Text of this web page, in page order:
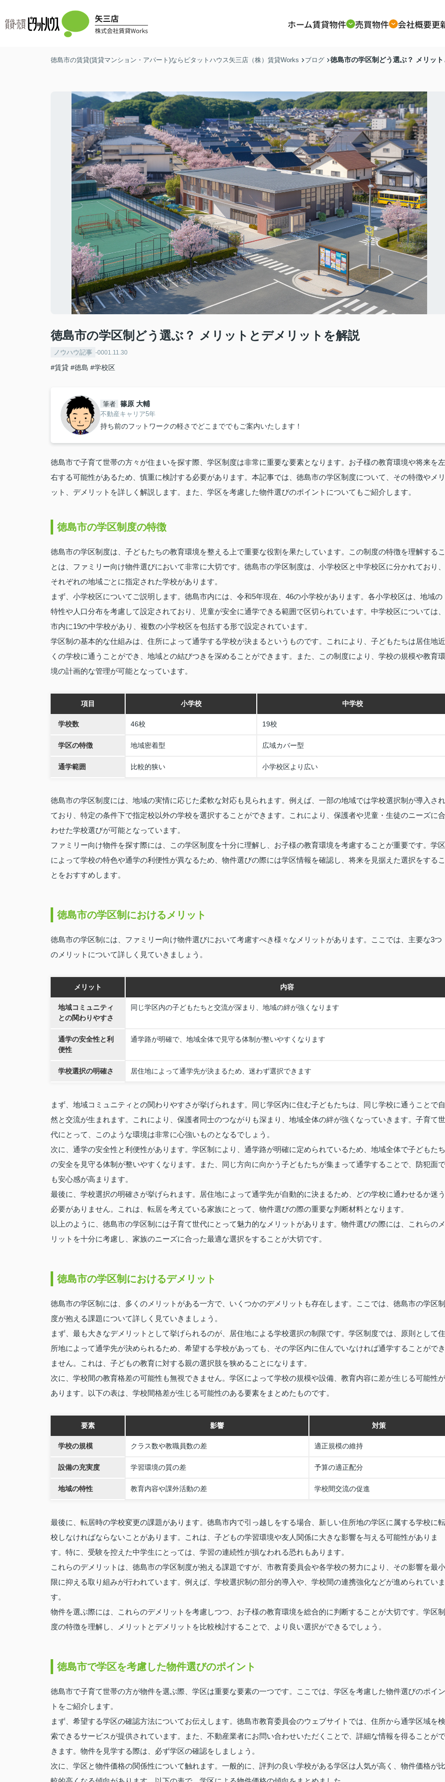
ホーム賃貸物件 売買物件 会社概要更
徳島市の賃貸(賃貸マンション・アパート)ならピタットハウス矢三店（株）賃貸Works ブログ 徳島市の学区制どう選ぶ？ メリッ
徳島市の学区制どう選ぶ？ メリットとデメリットを解説
ノウハウ記事 -0001.11.30
#賃貸 #徳島 #学校区
筆者 篠原 大輔
不動産キャリア5年
持ち前のフットワークの軽さでどこまででもご案内いたします！
徳島市で子育て世帯の方々が住まいを探す際、学区制度は非常に重要な要素となります。お子様の教育環境や将来を左
右する可能性があるため、慎重に検討する必要があります。本記事では、徳島市の学区制度について、その特徴やメリ
ット、デメリットを詳しく解説します。また、学区を考慮した物件選びのポイントについてもご紹介します。
徳島市の学区制度の特徴
徳島市の学区制度は、子どもたちの教育環境を整える上で重要な役割を果たしています。この制度の特徴を理解するこ
とは、ファミリー向け物件選びにおいて非常に大切です。徳島市の学区制度は、小学校区と中学校区に分かれており、
それぞれの地域ごとに指定された学校があります。
まず、小学校区についてご説明します。徳島市内には、令和5年現在、46の小学校があります。各小学校区は、地域の
特性や人口分布を考慮して設定されており、児童が安全に通学できる範囲で区切られています。中学校区については、
市内に19の中学校があり、複数の小学校区を包括する形で設定されています。
学区制の基本的な仕組みは、住所によって通学する学校が決まるというものです。これにより、子どもたちは居住地近
くの学校に通うことができ、地域との結びつきを深めることができます。また、この制度により、学校の規模や教育環
境の計画的な管理が可能となっています。
項目 小学校 中学校
学校数 46校 19校
学区の特徴 地域密着型 広域カバー型
通学範囲 比較的狭い 小学校区より広い
徳島市の学区制度には、地域の実情に応じた柔軟な対応も見られます。例えば、一部の地域では学校選択制が導入され
ており、特定の条件下で指定校以外の学校を選択することができます。これにより、保護者や児童・生徒のニーズに合
わせた学校選びが可能となっています。
ファミリー向け物件を探す際には、この学区制度を十分に理解し、お子様の教育環境を考慮することが重要です。学区
によって学校の特色や通学の利便性が異なるため、物件選びの際には学区情報を確認し、将来を見据えた選択をするこ
とをおすすめします。
徳島市の学区制におけるメリット
徳島市の学区制には、ファミリー向け物件選びにおいて考慮すべき様々なメリットがあります。ここでは、主要な3つ
のメリットについて詳しく見ていきましょう。
メリット 内容
地域コミュニティ
との関わりやすさ
同じ学区内の子どもたちと交流が深まり、地域の絆が強くなります
通学の安全性と利
便性
通学路が明確で、地域全体で見守る体制が整いやすくなります
学校選択の明確さ 居住地によって通学先が決まるため、迷わず選択できます
まず、地域コミュニティとの関わりやすさが挙げられます。同じ学区内に住む子どもたちは、同じ学校に通うことで自
然と交流が生まれます。これにより、保護者同士のつながりも深まり、地域全体の絆が強くなっていきます。子育て世
代にとって、このような環境は非常に心強いものとなるでしょう。
次に、通学の安全性と利便性があります。学区制により、通学路が明確に定められているため、地域全体で子どもたち
の安全を見守る体制が整いやすくなります。また、同じ方向に向かう子どもたちが集まって通学することで、防犯面で
も安心感が高まります。
最後に、学校選択の明確さが挙げられます。居住地によって通学先が自動的に決まるため、どの学校に通わせるか迷う
必要がありません。これは、転居を考えている家族にとって、物件選びの際の重要な判断材料となります。
以上のように、徳島市の学区制には子育て世代にとって魅力的なメリットがあります。物件選びの際には、これらのメ
リットを十分に考慮し、家族のニーズに合った最適な選択をすることが大切です。
徳島市の学区制におけるデメリット
徳島市の学区制には、多くのメリットがある一方で、いくつかのデメリットも存在します。ここでは、徳島市の学区制
度が抱える課題について詳しく見ていきましょう。
まず、最も大きなデメリットとして挙げられるのが、居住地による学校選択の制限です。学区制度では、原則として住
所地によって通学先が決められるため、希望する学校があっても、その学区内に住んでいなければ通学することができ
ません。これは、子どもの教育に対する親の選択肢を狭めることになります。
次に、学校間の教育格差の可能性も無視できません。学区によって学校の規模や設備、教育内容に差が生じる可能性が
あります。以下の表は、学校間格差が生じる可能性のある要素をまとめたものです。
要素 影響 対策
学校の規模 クラス数や教職員数の差 適正規模の維持
設備の充実度 学習環境の質の差 予算の適正配分
地域の特性 教育内容や課外活動の差 学校間交流の促進
最後に、転居時の学校変更の課題があります。徳島市内で引っ越しをする場合、新しい住所地の学区に属する学校に転
校しなければならないことがあります。これは、子どもの学習環境や友人関係に大きな影響を与える可能性がありま
す。特に、受験を控えた中学生にとっては、学習の連続性が損なわれる恐れもあります。
これらのデメリットは、徳島市の学区制度が抱える課題ですが、市教育委員会や各学校の努力により、その影響を最小
限に抑える取り組みが行われています。例えば、学校選択制の部分的導入や、学校間の連携強化などが進められていま
す。
物件を選ぶ際には、これらのデメリットを考慮しつつ、お子様の教育環境を総合的に判断することが大切です。学区制
度の特徴を理解し、メリットとデメリットを比較検討することで、より良い選択ができるでしょう。
徳島市で学区を考慮した物件選びのポイント
徳島市で子育て世帯の方が物件を選ぶ際、学区は重要な要素の一つです。ここでは、学区を考慮した物件選びのポイン
トをご紹介します。
まず、希望する学区の確認方法についてお伝えします。徳島市教育委員会のウェブサイトでは、住所から通学区域を検
索できるサービスが提供されています。また、不動産業者にお問い合わせいただくことで、詳細な情報を得ることがで
きます。物件を見学する際は、必ず学区の確認をしましょう。
次に、学区と物件価格の関係性について触れます。一般的に、評判の良い学校がある学区は人気が高く、物件価格が比